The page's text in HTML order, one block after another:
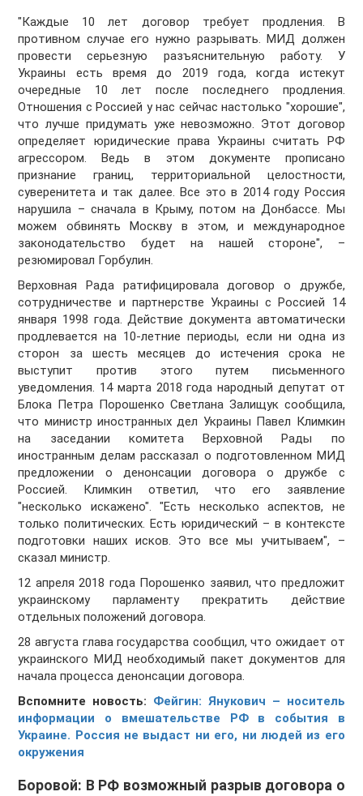
"Каждые 10 лет договор требует продления. В
противном случае его нужно разрывать. МИД должен
провести серьезную разъяснительную работу. У
Украины есть время до 2019 года, когда истекут
очередные 10 лет после последнего продления.
Отношения с Россией у нас сейчас настолько "хорошие",
что лучше придумать уже невозможно. Этот договор
определяет юридические права Украины считать РФ
агрессором. Ведь в этом документе прописано
признание границ, территориальной целостности,
суверенитета и так далее. Все это в 2014 году Россия
нарушила – сначала в Крыму, потом на Донбассе. Мы
можем обвинять Москву в этом, и международное
законодательство будет на нашей стороне", –
резюмировал Горбулин.
Верховная Рада ратифицировала договор о дружбе,
сотрудничестве и партнерстве Украины с Россией 14
января 1998 года. Действие документа автоматически
продлевается на 10-летние периоды, если ни одна из
сторон за шесть месяцев до истечения срока не
выступит против этого путем письменного
уведомления. 14 марта 2018 года народный депутат от
Блока Петра Порошенко Светлана Залищук сообщила,
что министр иностранных дел Украины Павел Климкин
на заседании комитета Верховной Рады по
иностранным делам рассказал о подготовленном МИД
предложении о денонсации договора о дружбе с
Россией. Климкин ответил, что его заявление
"несколько искажено". "Есть несколько аспектов, не
только политических. Есть юридический – в контексте
подготовки наших исков. Это все мы учитываем", –
сказал министр.
12 апреля 2018 года Порошенко заявил, что предложит
украинскому парламенту прекратить действие
отдельных положений договора.
28 августа глава государства сообщил, что ожидает от
украинского МИД необходимый пакет документов для
начала процесса денонсации договора.
Вспомните новость: Фейгин: Янукович – носитель
информации о вмешательстве РФ в события в
Украине. Россия не выдаст ни его, ни людей из его
окружения
Боровой: В РФ возможный разрыв договора о